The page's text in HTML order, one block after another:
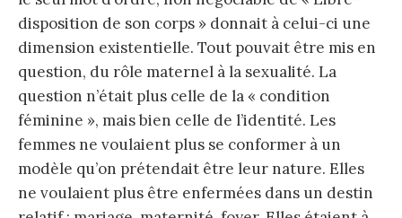
disposition de son corps » donnait à celui-ci une
dimension existentielle. Tout pouvait être mis en
question, du rôle maternel à la sexualité. La
question n’était plus celle de la « condition
féminine », mais bien celle de l’identité. Les
femmes ne voulaient plus se conformer à un
modèle qu’on prétendait être leur nature. Elles
ne voulaient plus être enfermées dans un destin